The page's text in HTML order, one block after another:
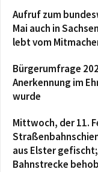
Aufruf zum
Mai auch in
lebt vom
Bürgerumfrage
Anerkennung im
wurde
Mittwoch, der 11.
aus Elster
Bahnstrecke